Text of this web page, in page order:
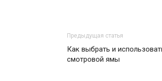
Предыдущая статья
Как выбрать и
смотровой ямы